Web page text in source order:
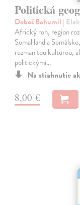
Politická
Doboš Bohumil |
Africký roh, region
Somaliland a
rozmanitou kulturou,
politickými…
Na stiahnutie
8,00 €